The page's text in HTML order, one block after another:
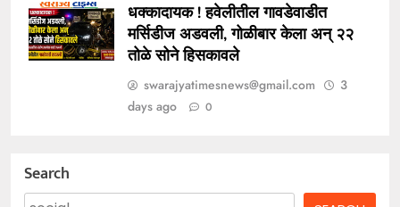
धक्कादायक ! हवेलीतील गावडेवाडीत
मर्सिडीज अडवली, गोळीबार केला अन् २२
तोळे सोने हिसकावले
swarajyatimesnews@gmail.com
3
days ago
0
Search